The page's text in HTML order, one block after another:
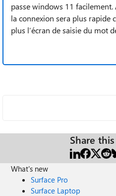
passe windows 11
la connexion sera plus rapide
plus l’écran de saisie du mot
Share
What's new
Surface Pro
Surface Laptop